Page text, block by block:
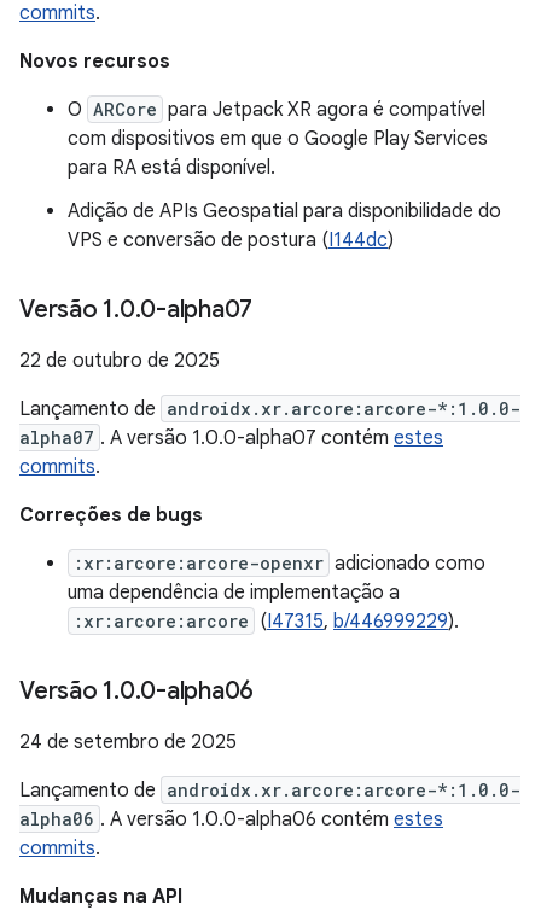
commits.
Novos recursos
O ARCore para Jetpack XR agora é compatível
com dispositivos em que o Google Play Services
para RA está disponível.
Adição de APIs Geospatial para disponibilidade do
VPS e conversão de postura (I144dc)
Versão 1.0.0-alpha07
22 de outubro de 2025
Lançamento de androidx.xr.arcore:arcore-*:1.0.0-
alpha07 . A versão 1.0.0-alpha07 contém estes
commits.
Correções de bugs
:xr:arcore:arcore-openxr adicionado como
uma dependência de implementação a
:xr:arcore:arcore (I47315, b/446999229).
Versão 1.0.0-alpha06
24 de setembro de 2025
Lançamento de androidx.xr.arcore:arcore-*:1.0.0-
alpha06 . A versão 1.0.0-alpha06 contém estes
commits.
Mudanças na API